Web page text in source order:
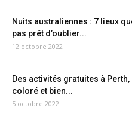
Nuits australiennes : 7 lieux
pas prêt d’oublier...
12 octobre 2022
Des activités gratuites à Perth,
coloré et bien...
5 octobre 2022